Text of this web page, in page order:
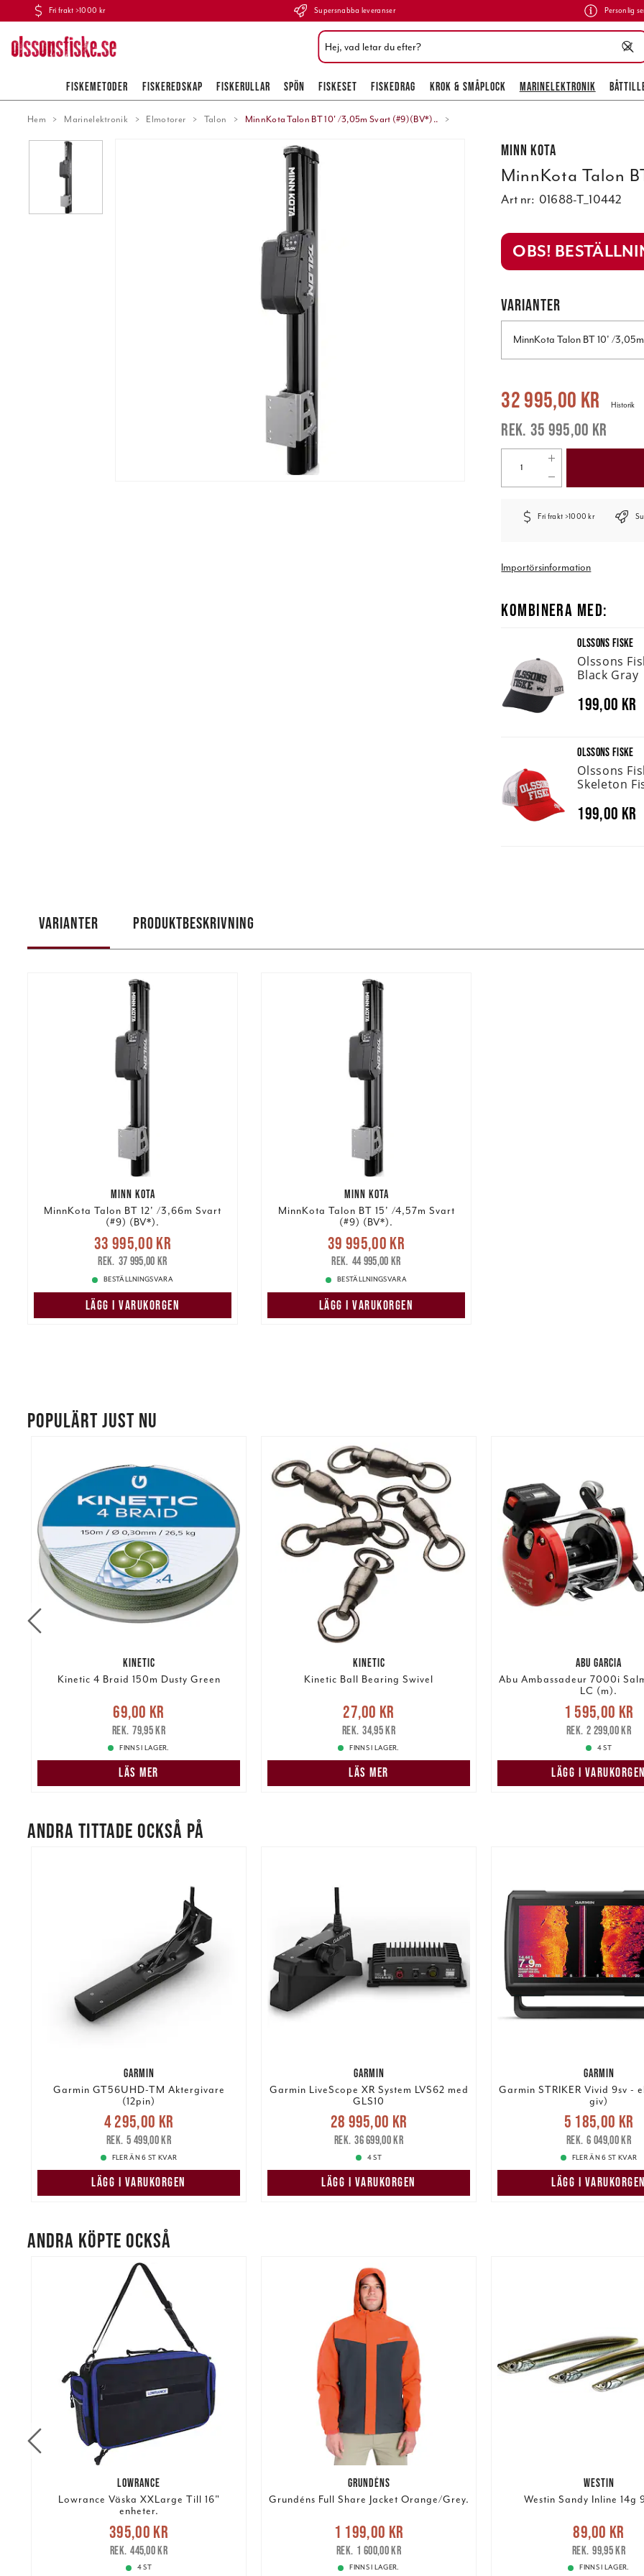
Fri frakt >1000 kr Supersnabba leveranser Personlig
FISKEMETODER FISKEREDSKAP FISKERULLAR SPÖN FISKESET FISKEDRAG KROK & SMÅPLOCK MARINELEKTRONIK
Hem Marinelektronik Elmotorer Talon MinnKota Talon BT 10' /3,05m Svart (#9)(BV*)..
Minn Kota
MinnKota Talon
Art nr: 01688-T_10442
OBS!
VARIANTER
MinnKota Talon BT 10' /
Nuvarande pris:32 995,00 kr
32 995,00 kr
35 995,00 kr
Historik
Fri frakt >1000 kr
Importörsinformation
KOMBINERA MED:
OLSSONS FISKE
Olssons
Black Gray
199,00 kr
OLSSONS FISKE
Olssons
Skeleton
199,00 kr
VARIANTER PRODUKTBESKRIVNING
MINN KOTA
MinnKota Talon BT 12' /3,66m Svart
(#9) (BV*).
Nuvarande pris
33 995,00 krTidigare pris
37 995,00 kr
33 995,00 kr
37 995,00 kr
BESTÄLLNINGSVARA
LÄGG I VARUKORGEN
MINN KOTA
MinnKota Talon BT 15' /4,57m Svart
(#9) (BV*).
Nuvarande pris
39 995,00 krTidigare pris
44 995,00 kr
39 995,00 kr
44 995,00 kr
BESTÄLLNINGSVARA
LÄGG I VARUKORGEN
POPULÄRT JUST NU
KINETIC
Kinetic 4 Braid 150m Dusty Green
Nuvarande pris :69,00 kr
pris: 79,95 kr
69,00 kr
79,95 kr
FINNS I LAGER.
LÄS MER
KINETIC
Kinetic Ball Bearing Swivel
Nuvarande pris :27,00 kr
pris: 34,95 kr
27,00 kr
34,95 kr
FINNS I LAGER.
LÄS MER
ABU GARCIA
Abu Ambassadeur 7000i
LC (m).
Nuvarande pris
1 595,00 krTidigare
2 299,00 kr
1 595,00 kr
2 299,00 kr
4 ST
LÄGG I VARUKORGEN
ANDRA TITTADE OCKSÅ PÅ
GARMIN
Garmin GT56UHD-TM Aktergivare
(12pin)
Nuvarande pris
4 295,00 krTidigare pris
5 499,00 kr
4 295,00 kr
5 499,00 kr
FLER ÄN 6 ST KVAR
LÄGG I VARUKORGEN
GARMIN
Garmin LiveScope XR System LVS62 med
GLS10
Nuvarande pris
28 995,00 krTidigare pris
36 699,00 kr
28 995,00 kr
36 699,00 kr
4 ST
LÄGG I VARUKORGEN
GARMIN
Garmin STRIKER Vivid 9sv -
giv)
Nuvarande pris
5 185,00 krTidigare
6 049,00 kr
5 185,00 kr
6 049,00 kr
FLER ÄN 6 ST KVAR
LÄGG I VARUKORGEN
ANDRA KÖPTE OCKSÅ
LOWRANCE
Lowrance Väska XXLarge Till 16"
enheter.
Nuvarande pris
Tidigare pris
395,00 kr
445,00 kr
4 ST
GRUNDÉNS
Grundéns Full Share Jacket Orange/Grey.
Nuvarande pris
1 199,00 krTidigare pris
1 600,00 kr
1 199,00 kr
1 600,00 kr
FINNS I LAGER.
WESTIN
Westin Sandy Inline 14g
Nuvarande pris :89,00 kr
pris: 99,95 kr
89,00 kr
99,95 kr
FINNS I LAGER.